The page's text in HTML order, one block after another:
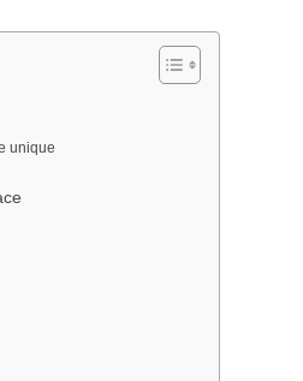
unique